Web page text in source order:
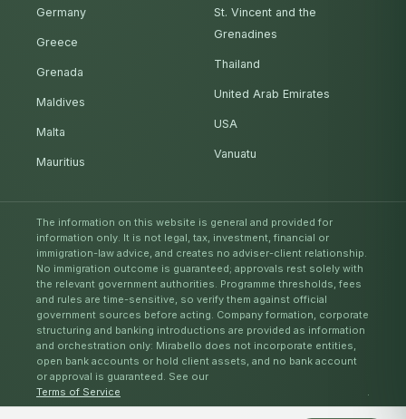
Germany
Greece
Grenada
Maldives
Malta
Mauritius
St. Vincent and the
Grenadines
Thailand
United Arab Emirates
USA
Vanuatu
The information on this website is general and provided for
information only. It is not legal, tax, investment, financial or
immigration-law advice, and creates no adviser-client relationship.
No immigration outcome is guaranteed; approvals rest solely with
the relevant government authorities. Programme thresholds, fees
and rules are time-sensitive, so verify them against official
government sources before acting. Company formation, corporate
structuring and banking introductions are provided as information
and orchestration only: Mirabello does not incorporate entities,
open bank accounts or hold client assets, and no bank account
or approval is guaranteed. See our
Terms of Service
.